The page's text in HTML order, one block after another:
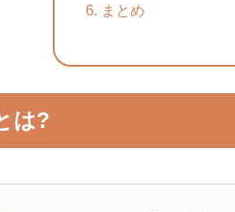
まとめ
は?